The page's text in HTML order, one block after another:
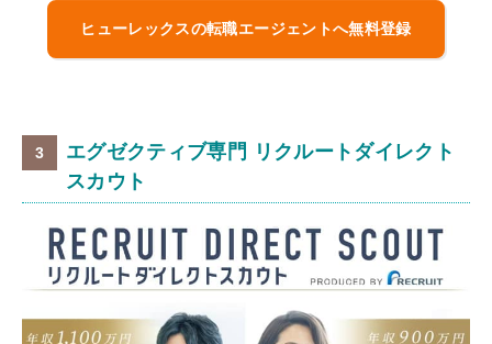
ヒューレックスの転職エージェントへ無料登録
エグゼクティブ専門 リクルートダイレクト
スカウト